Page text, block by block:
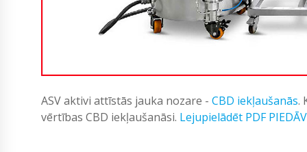
ASV aktivi attīstās jauka nozare - CBD iekļaušanās.
vērtības CBD iekļaušanāsi. Lejupielādēt PDF